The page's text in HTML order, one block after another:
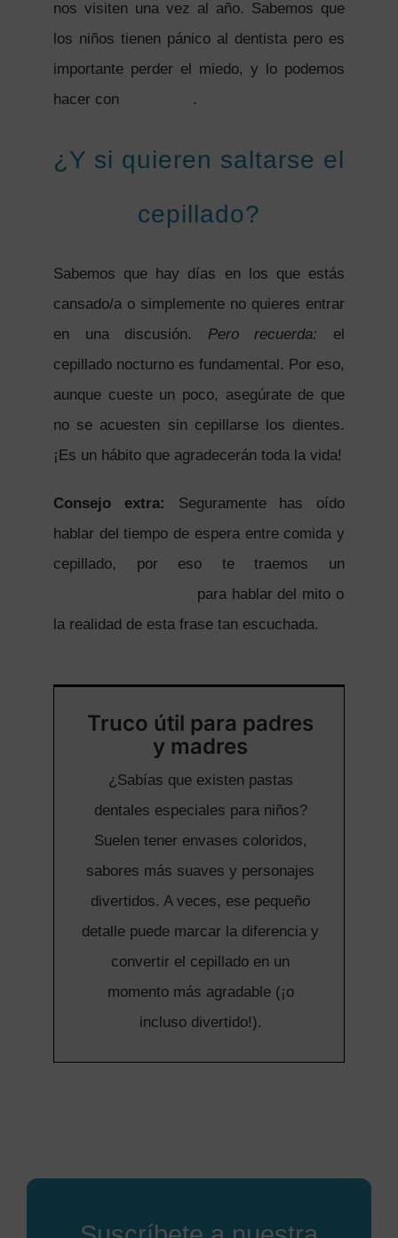
nos visiten una vez al año. Sabemos que
los niños tienen pánico al dentista pero es
importante perder el miedo, y lo podemos
hacer con
.
¿Y si quieren saltarse el
cepillado?
Sabemos que hay días en los que estás
cansado/a o simplemente no quieres entrar
en una discusión. Pero recuerda: el
cepillado nocturno es fundamental. Por eso,
aunque cueste un poco, asegúrate de que
no se acuesten sin cepillarse los dientes.
¡Es un hábito que agradecerán toda la vida!
Consejo extra: Seguramente has oído
hablar del tiempo de espera entre comida y
cepillado, por eso te traemos un
para hablar del mito o
la realidad de esta frase tan escuchada.
Truco útil para padres
y madres
¿Sabías que existen pastas
dentales especiales para niños?
Suelen tener envases coloridos,
sabores más suaves y personajes
divertidos. A veces, ese pequeño
detalle puede marcar la diferencia y
convertir el cepillado en un
momento más agradable (¡o
incluso divertido!).